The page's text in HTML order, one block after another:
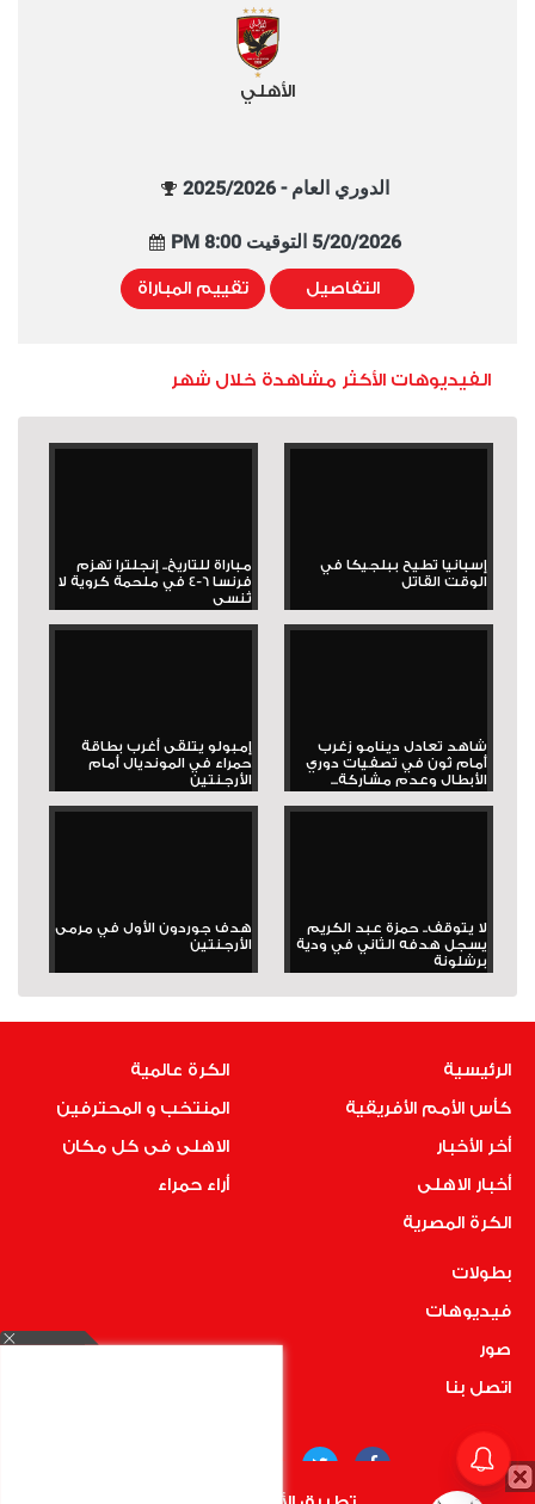
الأهلي
الدوري العام - 2025/2026
5/20/2026 التوقيت 8:00 PM
التفاصيل تقييم المباراة
الفيديوهات الأكثر مشاهدة خلال شهر
إسبانيا تطيح ببلجيكا في
الوقت القاتل
مباراة للتاريخ.. إنجلترا تهزم
فرنسا 6-4 في ملحمة كروية لا
تُنسى
شاهد تعادل دينامو زغرب
أمام ثون في تصفيات دوري
الأبطال وعدم مشاركة...
إمبولو يتلقى أغرب بطاقة
حمراء في المونديال أمام
الأرجنتين
لا يتوقف.. حمزة عبد الكريم
يسجل هدفه الثاني في ودية
برشلونة
هدف جوردون الأول في مرمى
الأرجنتين
الرئيسية
كأس الأمم الأفريقية
أخر الأخبار
أخبار الاهلى
الكرة المصرية
الكرة عالمية
المنتخب و المحترفين
الاهلى فى كل مكان
أراء حمراء
بطولات
فيديوهات
صور
اتصل بنا